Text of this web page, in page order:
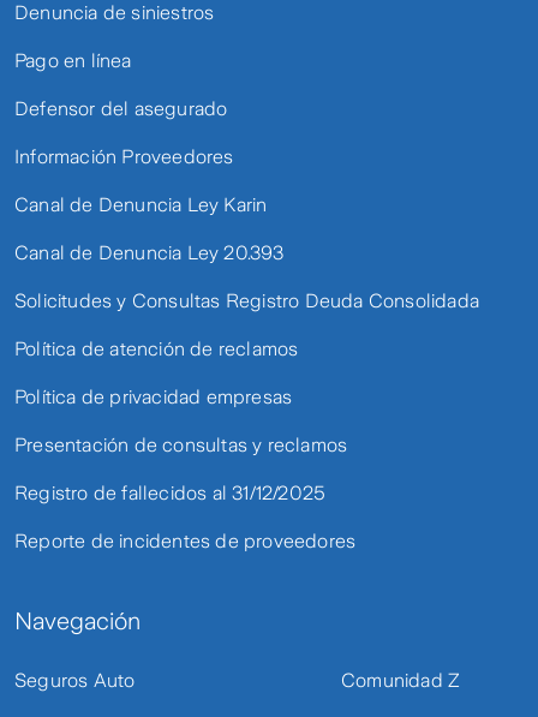
Denuncia de siniestros
Pago en línea
Defensor del asegurado
Información Proveedores
Canal de Denuncia Ley Karin
Canal de Denuncia Ley 20.393
Solicitudes y Consultas Registro Deuda Consolidada
Política de atención de reclamos
Política de privacidad empresas
Presentación de consultas y reclamos
Registro de fallecidos al 31/12/2025
Reporte de incidentes de proveedores
Navegación
Seguros Auto Comunidad Z